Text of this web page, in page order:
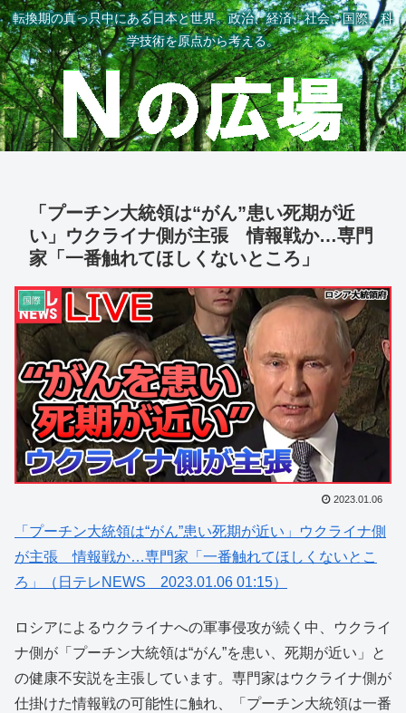
転換期の真っ只中にある日本と世界。政治、経済、社会、国際、科
学技術を原点から考える。
「プーチン大統領は“がん”患い死期が近
い」ウクライナ側が主張 情報戦か…専門
家「一番触れてほしくないところ」
国際
2023.01.06
「プーチン大統領は“がん”患い死期が近い」ウクライナ側
が主張 情報戦か…専門家「一番触れてほしくないとこ
ろ」（日テレNEWS 2023.01.06 01:15）
ロシアによるウクライナへの軍事侵攻が続く中、ウクライ
ナ側が「プーチン大統領は“がん”を患い、死期が近い」と
の健康不安説を主張しています。専門家はウクライナ側が
仕掛けた情報戦の可能性に触れ、「プーチン大統領は一番